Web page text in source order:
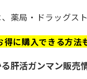
薬局・ドラッグス
に購入できる方法
肝活ガンマン販売